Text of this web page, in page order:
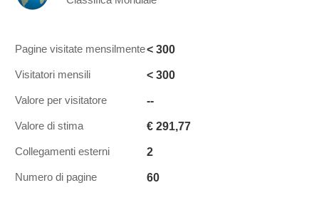
Pagine visitate mensilmente< 300
Visitatori mensili < 300
Valore per visitatore --
Valore di stima € 291,77
Collegamenti esterni 2
Numero di pagine 60